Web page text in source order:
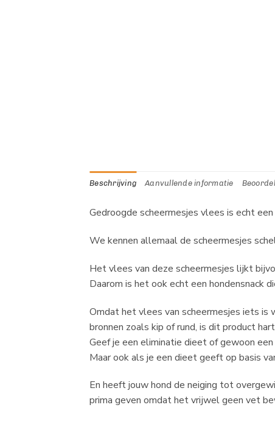
Beschrijving Aanvullende informatie
Gedroogde scheermesjes vlees is echt een
We kennen allemaal de scheermesjes
Het vlees van deze scheermesjes lijkt
Daarom is het ook echt een hondensnack
Omdat het vlees van scheermesjes iets
bronnen zoals kip of rund, is dit product
Geef je een eliminatie dieet of gewoon
Maar ook als je een dieet geeft op basis
En heeft jouw hond de neiging tot
prima geven omdat het vrijwel geen vet